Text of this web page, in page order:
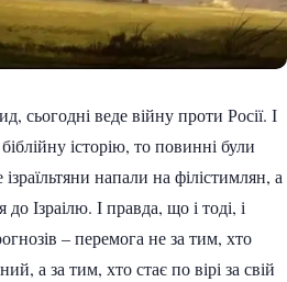
сьогодні веде війну проти Росії. І
історію, то повинні були
напали на філістимлян, а
до Ізраілю. І правда, що і тоді, і
– перемога не за тим, хто
а за тим, хто стає по вірі за свій